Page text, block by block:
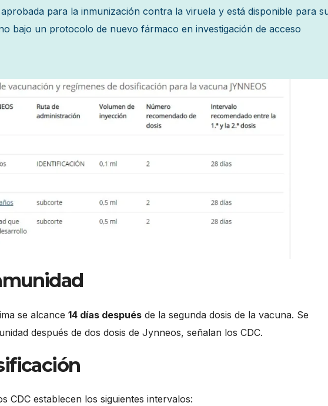
para la inmunización contra la viruela y está disponible para
bajo un protocolo de nuevo fármaco en investigación de acceso
se alcance 14 días después de la segunda dosis de la vacuna. Se
después de dos dosis de Jynneos, señalan los CDC.
CDC establecen los siguientes intervalos: